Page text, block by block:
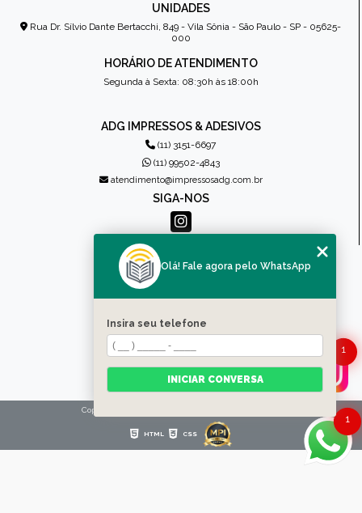
UNIDADES
Rua Dr. Sílvio Dante Bertacchi, 849 - Vila Sônia - São Paulo - SP - 05625-
000
HORÁRIO DE ATENDIMENTO
Segunda à Sexta: 08:30h às 18:00h
ADG IMPRESSOS & ADESIVOS
(11) 3151-6697
(11) 99502-4843
atendimento@impressosadg.com.br
SIGA-NOS
MENU
QUEM SOMOS
PRODUTOS
CONTATO
CATEGORIAS
MAPA DO SITE
Copyright © Impressos ADG. (Lei 9610 de 19/02/1998)
HTML CSS
1
1
Olá! Fale agora pelo WhatsApp
Insira seu telefone
INICIAR CONVERSA